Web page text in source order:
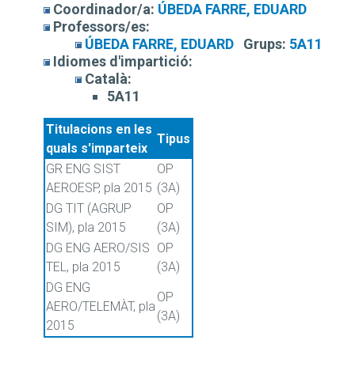
Coordinador/a: ÚBEDA FARRE, EDUARD
Professors/es:
ÚBEDA FARRE, EDUARD
Grups: 5A11
Idiomes d'impartició:
Català:
5A11
Titulacions en les
quals s'imparteix
Tipus
GR ENG SIST
AEROESP, pla 2015
OP
(3A)
DG TIT (AGRUP
SIM), pla 2015
OP
(3A)
DG ENG AERO/SIS
TEL, pla 2015
OP
(3A)
DG ENG
AERO/TELEMÀT, pla
2015
OP
(3A)